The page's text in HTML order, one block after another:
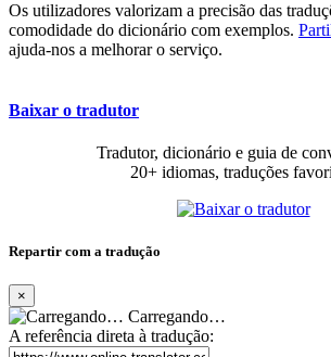
Os utilizadores valorizam a precisão das
comodidade do dicionário com exemplos.
ajuda-nos a melhorar o serviço.
Baixar o tradutor
Tradutor, dicionário e guia de
20+ idiomas, traduções
Repartir com a tradução
×
Carregando…
A referência direta à tradução: